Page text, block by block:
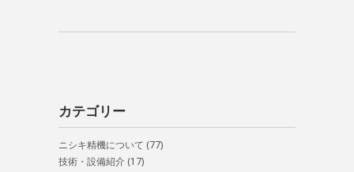
カテゴリー
ニシキ精機について (77)
技術・設備紹介 (17)